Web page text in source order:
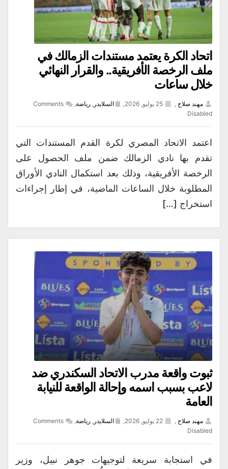
اتحاد الكرة يعتمد مستندات الزمالك في
ملف الرخصة الأفريقية.. والقرار النهائي
خلال ساعات
مهند صلاح , السلايدر , رياضة,
Comments
Disabled
اعتمد الاتحاد المصري لكرة القدم المستندات التي
تقدم بها نادي الزمالك ضمن ملف الحصول على
الرخصة الأفريقية، وذلك بعد استكمال النادي الأوراق
المطلوبة خلال الساعات الماضية، في إطار إجراءات
استخراج […]
ثبوت واقعة مدرب الاتحاد السكندري ضد
لاعب بسبب اسمه وإحالة الواقعة للنيابة
العامة
مهند صلاح السلايدر رياضة
Comments
Disabled
في استجابة سريعة لتوجيهات جوهر نبيل، وزير